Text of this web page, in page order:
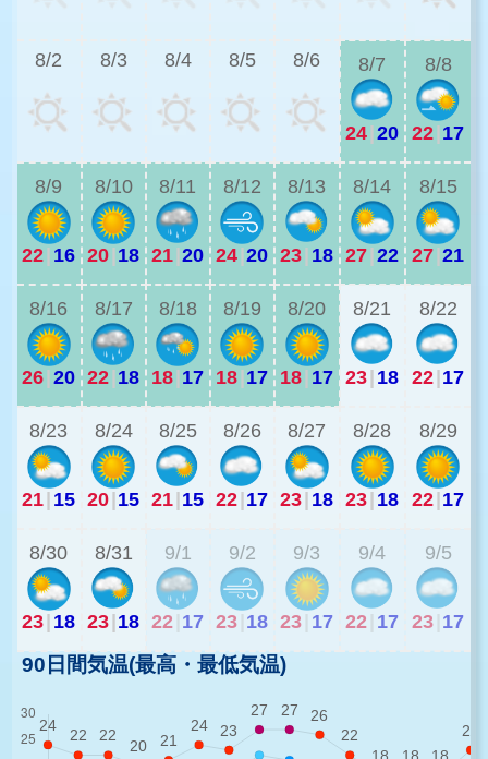
8/2 8/3 8/4 8/5 8/6 8/7
24 20
8/8
22 17
8/9
22 16
8/10
20 18
8/11
21 20
8/12
24 20
8/13
23 18
8/14
27 22
8/15
27 21
8/16
26 20
8/17
22 18
8/18
18 17
8/19
18 17
8/20
18 17
8/21
23 18
8/22
22 17
8/23
21 15
8/24
20 15
8/25
21 15
8/26
22 17
8/27
23 18
8/28
23 18
8/29
22 17
8/30
23 18
8/31
23 18
9/1
22 17
9/2
23 18
9/3
23 17
9/4
22 17
9/5
23 17
90日間気温(最高・最低気温)